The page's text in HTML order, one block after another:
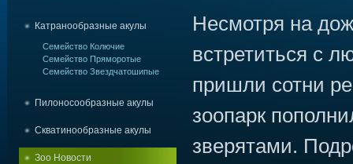
Катранообразные акулы
Семейство Колючие
Семейство Пряморотые
Семейство Звездчатошипые
Пилоносообразные акулы
Скватинообразные акулы
Зоо Новости
Несмотря на
встретиться с
пришли сотни
зоопарк
зверятами.